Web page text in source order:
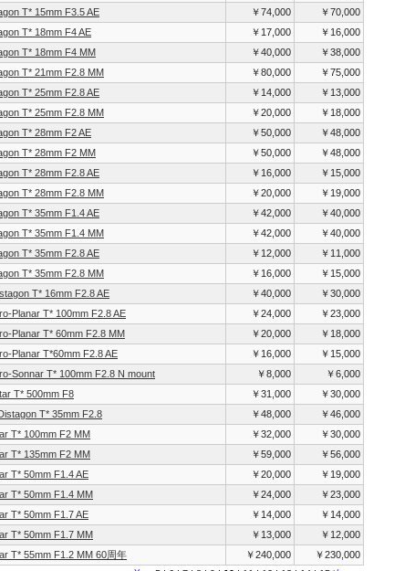
T* 15mm F3.5 AE ￥74,000
￥70,000
T* 18mm F4 AE ￥17,000
￥16,000
T* 18mm F4 MM ￥40,000
￥38,000
T* 21mm F2.8 MM ￥80,000
￥75,000
T* 25mm F2.8 AE ￥14,000
￥13,000
T* 25mm F2.8 MM ￥20,000
￥18,000
T* 28mm F2 AE ￥50,000
￥48,000
T* 28mm F2 MM ￥50,000
￥48,000
T* 28mm F2.8 AE ￥16,000
￥15,000
T* 28mm F2.8 MM ￥20,000
￥19,000
T* 35mm F1.4 AE ￥42,000
￥40,000
T* 35mm F1.4 MM ￥42,000
￥40,000
T* 35mm F2.8 AE ￥12,000
￥11,000
T* 35mm F2.8 MM ￥16,000
￥15,000
T* 16mm F2.8 AE ￥40,000
￥30,000
Planar T* 100mm F2.8 AE ￥24,000
￥23,000
Planar T* 60mm F2.8 MM ￥20,000
￥18,000
Planar T*60mm F2.8 AE ￥16,000
￥15,000
Sonnar T* 100mm F2.8 N mount ￥8,000
￥6,000
T* 500mm F8 ￥31,000
￥30,000
T* 35mm F2.8 ￥48,000
￥46,000
T* 100mm F2 MM ￥32,000
￥30,000
T* 135mm F2 MM ￥59,000
￥56,000
T* 50mm F1.4 AE ￥20,000
￥19,000
T* 50mm F1.4 MM ￥24,000
￥23,000
T* 50mm F1.7 AE ￥14,000
￥14,000
T* 50mm F1.7 MM ￥13,000
￥12,000
T* 55mm F1.2 MM 60周年 ￥240,000
￥230,000